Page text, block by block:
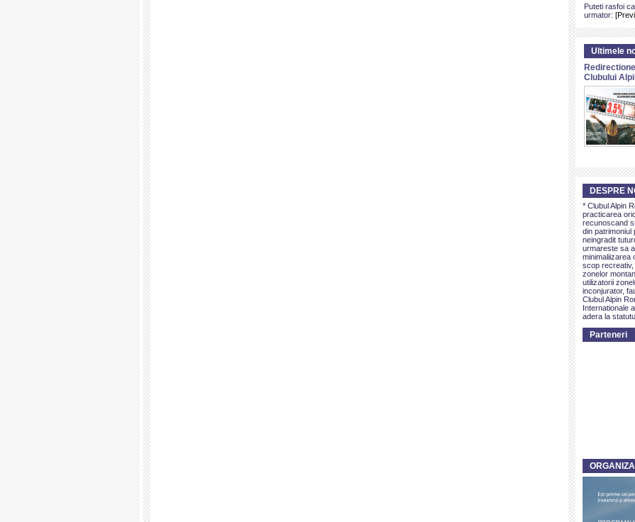
Puteti rasfoi
urmator:
Ultimele
Clubului
DESPRE
* Clubul Alpin
practicarea
recunoscand
din patrimoniul
neingradit
urmareste sa
minimaliizarea
scop
zonelor
utilizatorii
inconjurator,
Clubul Alpin
Internationale
adera la
Parteneri